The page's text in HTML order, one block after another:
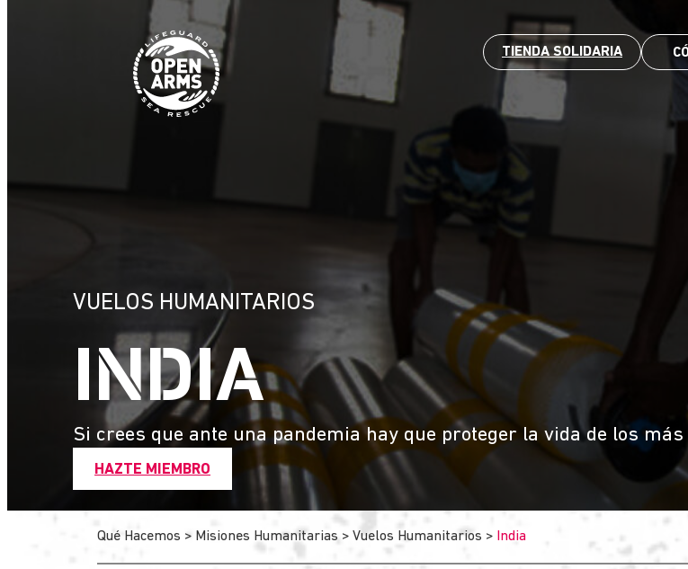
TIENDA SOLIDARIA
VUELOS HUMANITARIOS
INDIA
Si crees que ante una pandemia hay que proteger la vida de los
HAZTE MIEMBRO
Qué Hacemos > Misiones Humanitarias > Vuelos Humanitarios > India